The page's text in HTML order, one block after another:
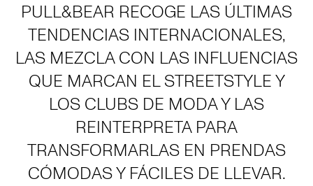
PULL&BEAR RECOGE LAS ÚLTIMAS
TENDENCIAS INTERNACIONALES,
LAS MEZCLA CON LAS INFLUENCIAS
QUE MARCAN EL STREETSTYLE Y
LOS CLUBS DE MODA Y LAS
REINTERPRETA PARA
TRANSFORMARLAS EN PRENDAS
CÓMODAS Y FÁCILES DE LLEVAR.